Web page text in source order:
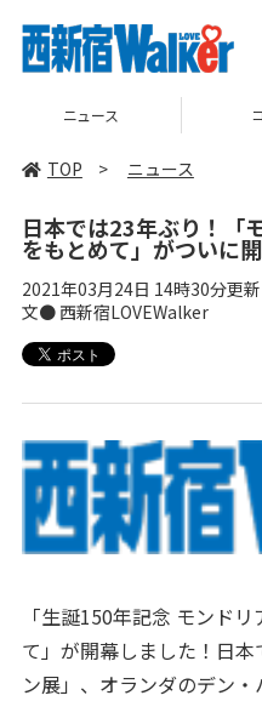
ニュース
TOP > ニュース
日本では23年ぶり！「
をもとめて」がついに
2021年03月24日 14時30分更新
文● 西新宿LOVEWalker
「生誕150年記念 モンド
て」が開幕しました！日
ン展」、オランダのデン